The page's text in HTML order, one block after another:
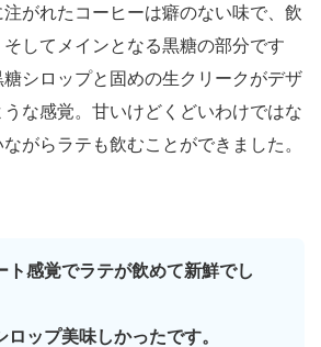
がれたコーヒーは癖のない味で、飲
してメインとなる黒糖の部分です
シロップと固めの生クリークがデザ
な感覚。甘いけどくどいわけではな
がらラテも飲むことができました。
ト感覚でラテが飲めて新鮮でし
ロップ美味しかったです。